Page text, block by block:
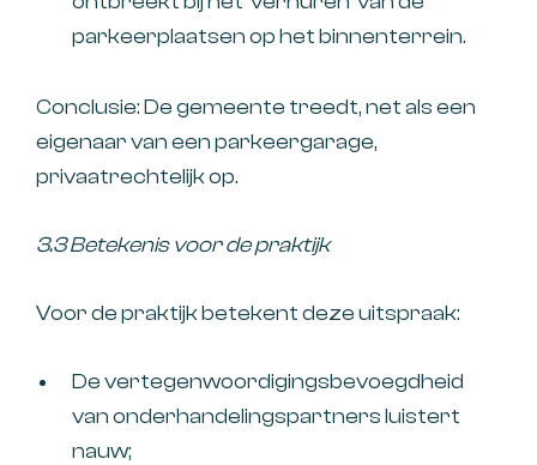
parkeerplaatsen op het binnenterrein.
Conclusie: De gemeente treedt, net als een
eigenaar van een parkeergarage,
privaatrechtelijk op.
3.3 Betekenis voor de praktijk
Voor de praktijk betekent deze uitspraak:
De vertegenwoordigingsbevoegdheid
van onderhandelingspartners luistert
nauw;